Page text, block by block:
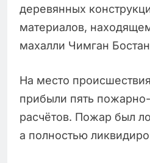
деревянных
материалов,
махалли Чимган
На место
прибыли пять
расчётов. Пожар был
а полностью